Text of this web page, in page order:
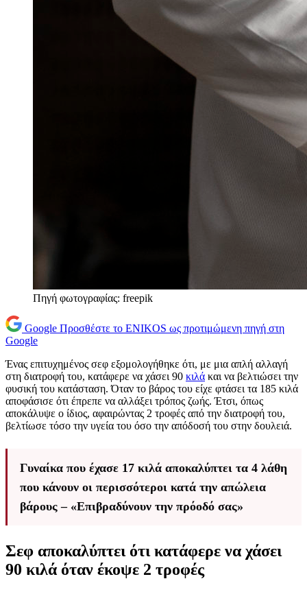
Πηγή φωτογραφίας: freepik
Google Προσθέστε το ENIKOS ως προτιμώμενη πηγή στη
Google
Ένας επιτυχημένος σεφ εξομολογήθηκε ότι, με μια απλή αλλαγή
στη διατροφή του, κατάφερε να χάσει 90 κιλά και να βελτιώσει την
φυσική του κατάσταση. Όταν το βάρος του είχε φτάσει τα 185 κιλά
αποφάσισε ότι έπρεπε να αλλάξει τρόπος ζωής. Έτσι, όπως
αποκάλυψε ο ίδιος, αφαιρώντας 2 τροφές από την διατροφή του,
βελτίωσε τόσο την υγεία του όσο την απόδοσή του στην δουλειά.
Γυναίκα που έχασε 17 κιλά αποκαλύπτει τα 4 λάθη
που κάνουν οι περισσότεροι κατά την απώλεια
βάρους – «Επιβραδύνουν την πρόοδό σας»
Σεφ αποκαλύπτει ότι κατάφερε να χάσει
90 κιλά όταν έκοψε 2 τροφές